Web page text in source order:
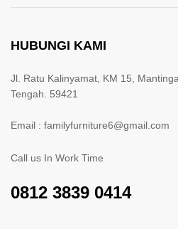
HUBUNGI KAMI
Jl. Ratu Kalinyamat, KM 15,
Tengah. 59421
Email : familyfurniture6@gmail.com
Call us In Work Time
0812 3839 0414